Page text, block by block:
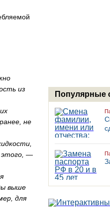
из
не
этого, —
выше
для
Популярные